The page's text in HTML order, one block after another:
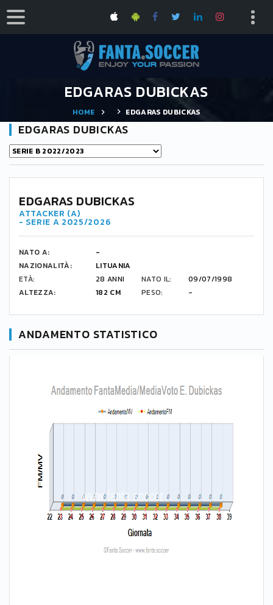
EDGARAS DUBICKAS
HOME EDGARAS DUBICKAS
EDGARAS DUBICKAS
-
EDGARAS DUBICKAS
ATTACKER (A)
- SERIE A 2025/2026
NATO A:
-
NAZIONALITÀ:
LITUANIA
ETÀ:
28 ANNI NATO IL:
09/07/1998
ALTEZZA:
182 CM PESO: -
ANDAMENTO STATISTICO